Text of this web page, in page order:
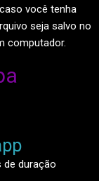
você tenha
seja salvo no
computador.
duração